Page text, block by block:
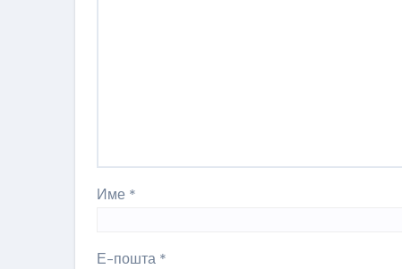
Име *
Е-пошта *